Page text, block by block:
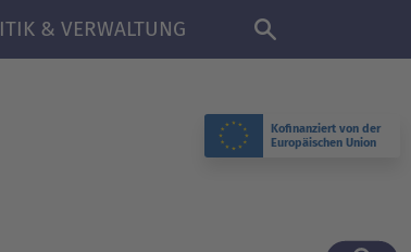
Kofinanziert von der
Europäischen Union
DE
& VERWALTUNG